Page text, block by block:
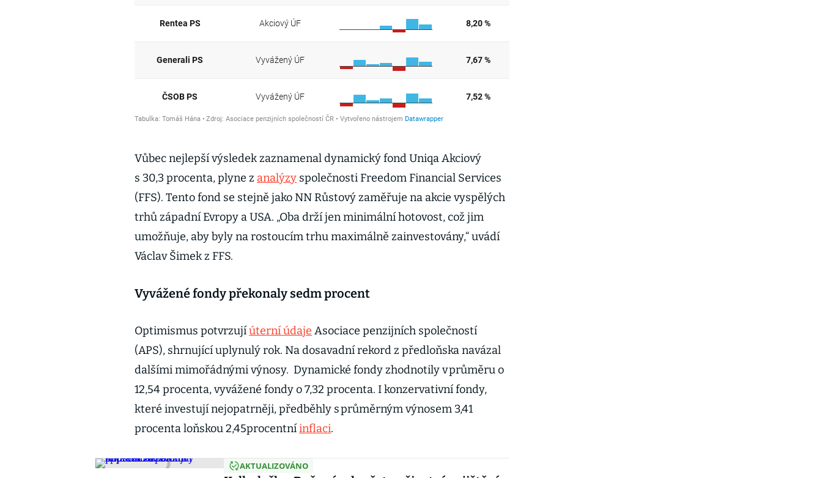
Vůbec nejlepší výsledek zaznamenal dynamický fond Uniqa Akciový
s 30,3 procenta, plyne z analýzy společnosti Freedom Financial Services
(FFS). Tento fond se stejně jako NN Růstový zaměřuje na akcie vyspělých
trhů západní Evropy a USA. „Oba drží jen minimální hotovost, což jim
umožňuje, aby byly na rostoucím trhu maximálně zainvestovány,“ uvádí
Václav Šimek z FFS.
Vyvážené fondy překonaly sedm procent
Optimismus potvrzujíúterní údaje Asociace penzijních společností
(APS), shrnující uplynulý rok. Na dosavadní rekord z předloňska navázal
dalšími mimořádnými výnosy. Dynamické fondy zhodnotily v průměru o
12,54 procenta, vyvážené fondy o 7,32 procenta. I konzervativní fondy,
které investují nejopatrněji, předběhly s průměrným výnosem 3,41
procenta loňskou 2,45procentníinflaci.
AKTUALIZOVÁNO